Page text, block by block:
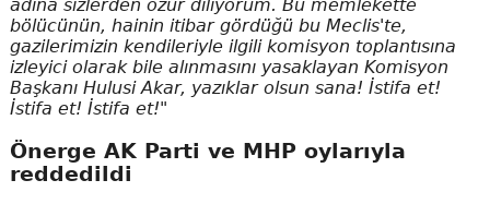
adına sizlerden özür diliyorum. Bu memlekette
bölücünün, hainin itibar gördüğü bu Meclis'te,
gazilerimizin kendileriyle ilgili komisyon toplantısına
izleyici olarak bile alınmasını yasaklayan Komisyon
Başkanı Hulusi Akar, yazıklar olsun sana! İstifa et!
İstifa et! İstifa et!"
Önerge AK Parti ve MHP oylarıyla
reddedildi